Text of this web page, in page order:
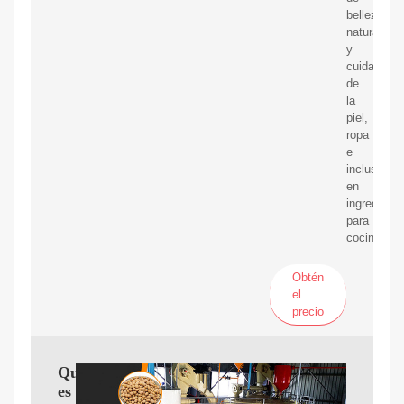
belleza
natural
y
cuidado
de
la
piel,
ropa
e
incluso
en
para
cocinar.
Obtén
el
precio
Qué
es